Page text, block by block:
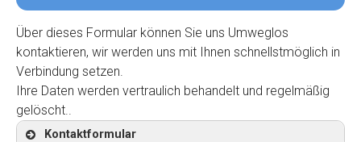
Über dieses Formular können Sie uns Umweglos
kontaktieren, wir werden uns mit Ihnen schnellstmöglich in
Verbindung setzen.
Ihre Daten werden vertraulich behandelt und regelmäßig
gelöscht..
Kontaktformular